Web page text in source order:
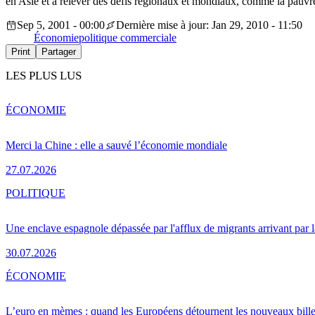
Sep 5, 2001 - 00:00
Dernière mise à jour: Jan 29, 2010 - 11:50
Économiepolitique commerciale
Print Partager
LES PLUS LUS
Merci la Chine : elle a sauvé l’économie mondiale
27.07.2026
ÉCONOMIE
Une enclave espagnole dépassée par l'afflux de migrants arrivant par
30.07.2026
POLITIQUE
L’euro en mèmes : quand les Européens détournent les nouveaux
ÉCONOMIE